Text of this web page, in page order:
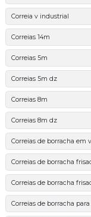
Correia v industrial
Correias 14m
Correias 5m
Correias 5m dz
Correias 8m
Correias 8m dz
Correias de borracha em v
Correias de borracha
Correias de borracha
Correias de borracha